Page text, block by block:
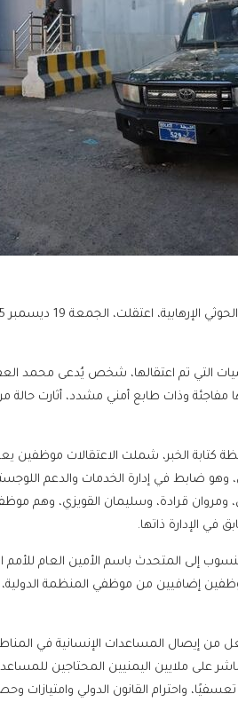
التي تم اعتقالها، شخص يُدعى محمد
وذات طابع أمني مشدد، أثارت حالة
الخبر، شملت الاعتقالات موظفين
وهو ضابط في إدارة الخدمات والدعم
ومروان قرادة، وسليمان القويزي، وهم
الإدارة ذاتها.
إلى المتحدث باسم الأمين العام للأمم
إضافيين من موظفي المنظمة
من إيصال المساعدات الإنسانية في
ملايين اليمنيين المحتاجين للمساعدات
واحترام القانون الدولي وامتيازات